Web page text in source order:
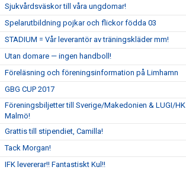
Sjukvårdsväskor till våra ungdomar!
Spelarutbildning pojkar och flickor födda 03
STADIUM = Vår leverantör av träningskläder mm!
Utan domare — ingen handboll!
Föreläsning och föreningsinformation på Limhamn
GBG CUP 2017
Föreningsbiljetter till Sverige/Makedonien & LUGI/HK
Malmö!
Grattis till stipendiet, Camilla!
Tack Morgan!
IFK levererar!! Fantastiskt Kul!!